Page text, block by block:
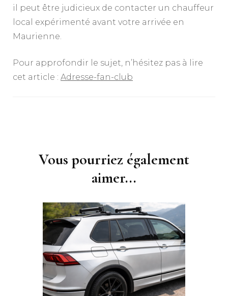
il peut être judicieux de contacter un chauffeur
local expérimenté avant votre arrivée en
Maurienne.
Pour approfondir le sujet, n’hésitez pas à lire
cet article : Adresse-fan-club
Vous pourriez également
aimer...